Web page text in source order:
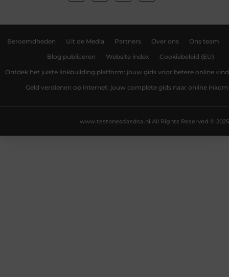
Beroemdheden Uit de Media Partners Over ons Ons team
Blog publiceren Website index Cookiebeleid (EU)
Ontdek het juiste linkbuilding platform: jouw gids voor betere online
Geld verdienen op internet: jouw complete gids naar online
All Rights Reserved © 2025
www.testonesdasdsa.nl.